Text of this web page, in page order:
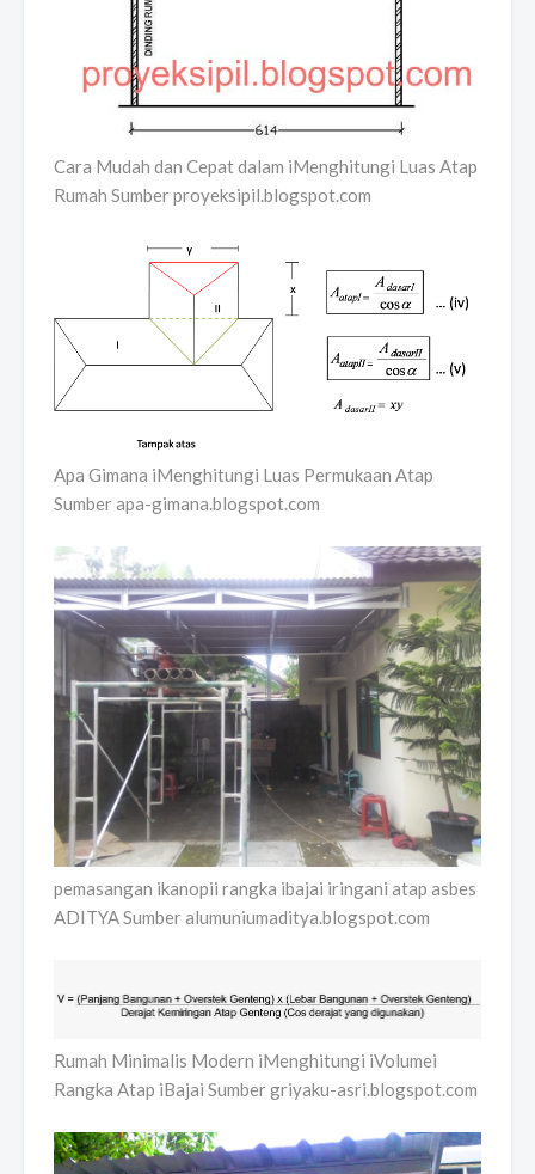
Cara Mudah dan Cepat dalam iMenghitungi Luas Atap
Rumah Sumber proyeksipil.blogspot.com
Apa Gimana iMenghitungi Luas Permukaan Atap
Sumber apa-gimana.blogspot.com
pemasangan ikanopii rangka ibajai iringani atap asbes
ADITYA Sumber alumuniumaditya.blogspot.com
Rumah Minimalis Modern iMenghitungi iVolumei
Rangka Atap iBajai Sumber griyaku-asri.blogspot.com